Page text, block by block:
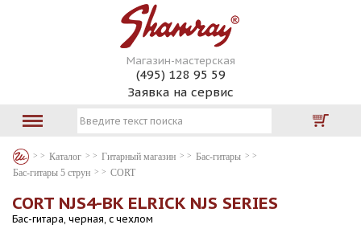
Магазин-мастерская
(495) 128 95 59
Заявка на сервис
Каталог Гитарный магазин
Бас-гитары
Бас-гитары 5 струн
CORT
CORT NJS4-BK ELRICK NJS SERIES
Бас-гитара, черная, с чехлом